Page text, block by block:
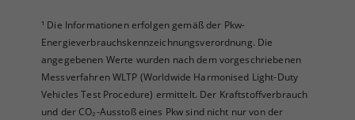
¹ Die Informationen erfolgen gemäß der Pkw-
Energieverbrauchskennzeichnungsverordnung. Die
angegebenen Werte wurden nach dem vorgeschriebenen
Messverfahren WLTP (Worldwide Harmonised Light-Duty
Vehicles Test Procedure) ermittelt. Der Kraftstoffverbrauch
und der CO₂-Ausstoß eines Pkw sind nicht nur von der